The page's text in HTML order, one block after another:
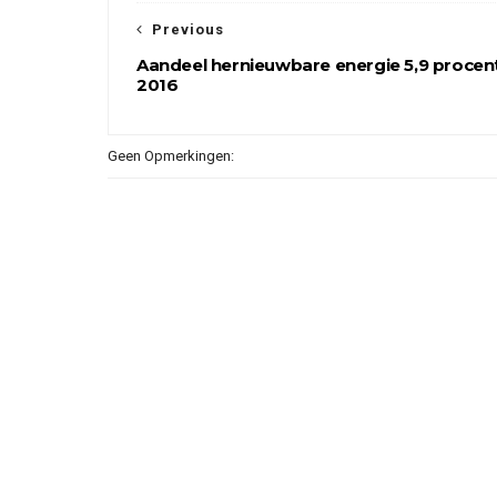
Previous
Aandeel hernieuwbare energie 5,9
2016
Geen Opmerkingen: